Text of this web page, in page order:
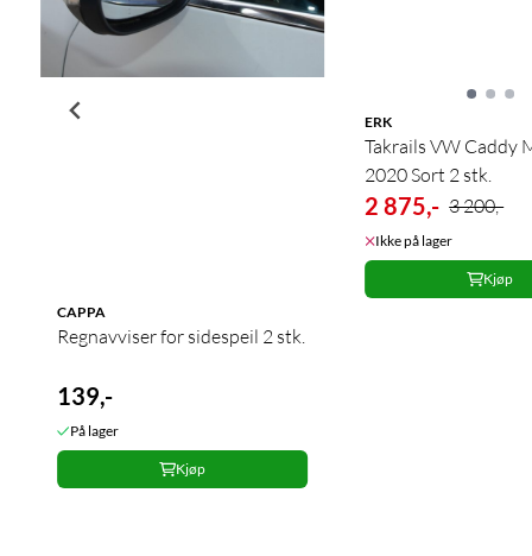
CAPPA
Regnavviser for sidespeil 2 stk.
139,-
På lager
Kjøp
ERK
Takrails VW Caddy
2020 Sort 2 stk.
2 875,- 3 200,-
Ikke på lager
Kjøp